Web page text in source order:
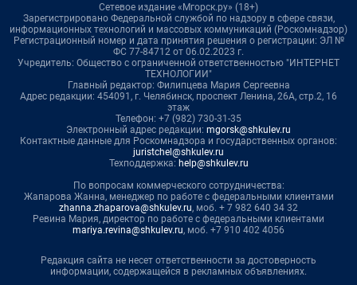
Сетевое издание «Мгорск.ру» (18+)
Зарегистрировано Федеральной службой по надзору в сфере связи,
информационных технологий и массовых коммуникаций (Роскомнадзор)
Регистрационный номер и дата принятия решения о регистрации: ЭЛ №
ФС 77-84712 от 06.02.2023 г.
Учредитель: Общество с ограниченной ответственностью "ИНТЕРНЕТ
ТЕХНОЛОГИИ"
Главный редактор: Филипцева Мария Сергеевна
Адрес редакции: 454091, г. Челябинск, проспект Ленина, 26А, стр.2, 16
этаж
Телефон: +7 (982) 730-31-35
Электронный адрес редакции: mgorsk@shkulev.ru
Контактные данные для Роскомнадзора и государственных органов:
juristchel@shkulev.ru
Техподдержка: help@shkulev.ru
По вопросам коммерческого сотрудничества:
Жапарова Жанна, менеджер по работе с федеральными клиентами
zhanna.zhaparova@shkulev.ru, моб. + 7 982 640 34 32
Ревина Мария, директор по работе с федеральными клиентами
mariya.revina@shkulev.ru, моб. +7 910 402 4056
Редакция сайта не несет ответственности за достоверность
информации, содержащейся в рекламных объявлениях.